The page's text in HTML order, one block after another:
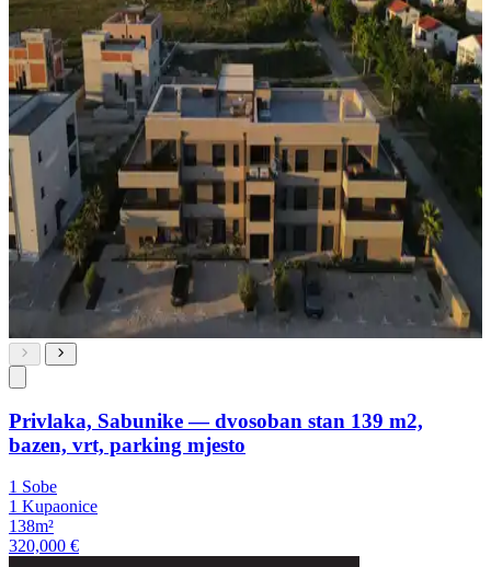
Privlaka, Sabunike — dvosoban stan 139 m2,
bazen, vrt, parking mjesto
1 Sobe
1 Kupaonice
138m²
320,000 €